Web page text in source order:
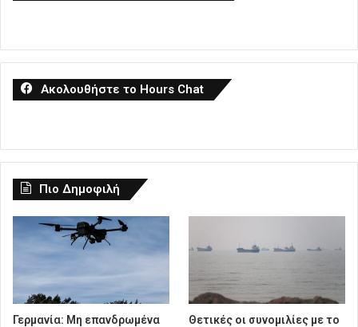
Ακολουθήστε το Hours Chat
Πιο Δημοφιλή
Γερμανία: Μη επανδρωμένα
Θετικές οι συνομιλίες με το